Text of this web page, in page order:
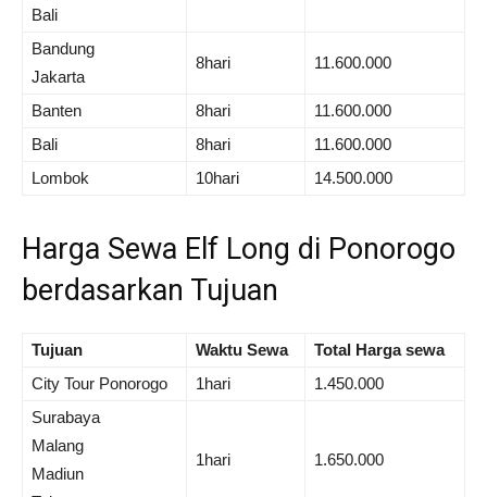
Bali
Bandung
Jakarta
8hari 11.600.000
Banten 8hari
11.600.000
Bali
8hari
11.600.000
Lombok
10hari 14.500.000
Harga Sewa Elf Long di Ponorogo
berdasarkan Tujuan
Tujuan Waktu Sewa
Total Harga sewa
City Tour Ponorogo
1hari
1.450.000
Surabaya
Malang
Madiun
1hari 1.650.000